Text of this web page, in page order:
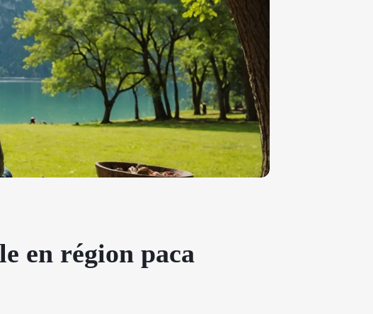
en région paca